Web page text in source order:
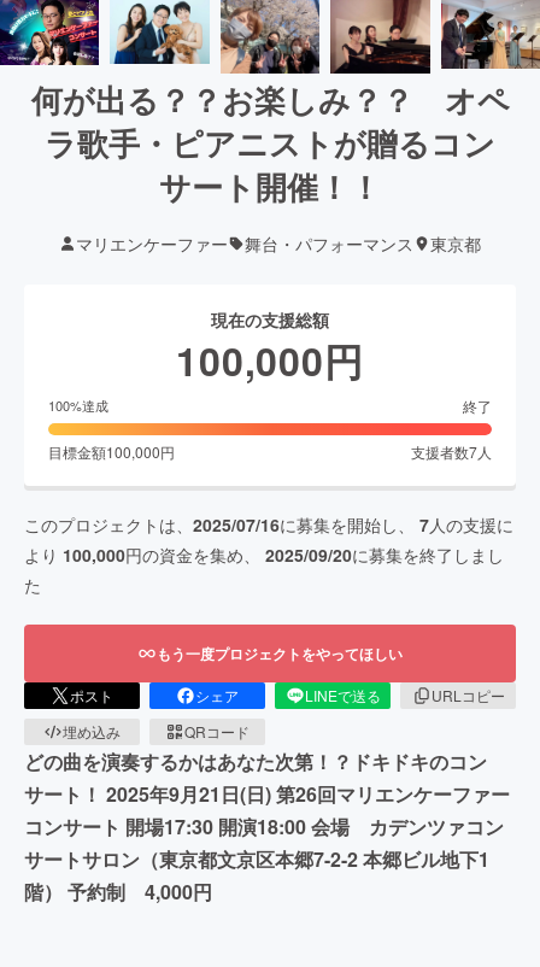
何が出る？？お楽しみ？？ オペ
ラ歌手・ピアニストが贈るコン
サート開催！！
マリエンケーファー 舞台・パフォーマンス 東京都
現在の支援総額
100,000円
100%達成 終了
目標金額100,000円 支援者数7人
このプロジェクトは、 2025/07/16に募集を開始し、 7人の支援に
より 100,000円の資金を集め、 2025/09/20に募集を終了しまし
た
もう一度プロジェクトをやってほしい
ポスト シェア LINEで送る
URLコピー
埋め込み
QRコード
どの曲を演奏するかはあなた次第！？ドキドキのコン
サート！ 2025年9月21日(日) 第26回マリエンケーファー
コンサート 開場17:30 開演18:00 会場 カデンツァコン
サートサロン（東京都文京区本郷7-2-2 本郷ビル地下1
階） 予約制 4,000円